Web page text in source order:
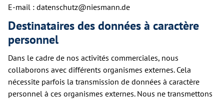
E-mail : datenschutz@niesmann.de
Destinataires des données à caractère
personnel
Dans le cadre de nos activités commerciales, nous
collaborons avec différents organismes externes. Cela
nécessite parfois la transmission de données à caractère
personnel à ces organismes externes. Nous ne transmettons